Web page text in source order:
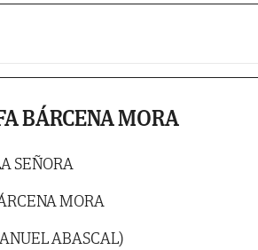
BÁRCENA MORA
SEÑORA
MORA
ABASCAL)